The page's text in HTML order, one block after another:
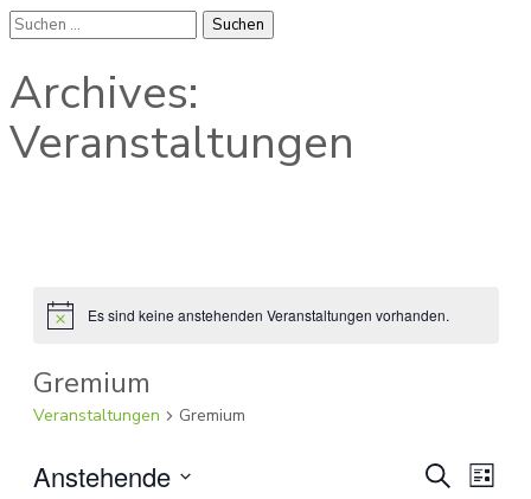
Suchen
Archives:
Veranstaltungen
HinweisEs sind keine anstehenden Veranstaltungen vorhanden.
Gremium
Veranstaltungen Gremium
Suche Liste
Anstehende